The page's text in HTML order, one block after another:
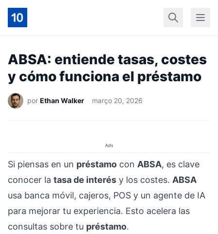
InícioGeral
ABSA: entiende tasas, costes
y cómo funciona el préstamo
por Ethan Walker março 20, 2026
Ads
Si piensas en un préstamo con ABSA, es clave
conocer la tasa de interés y los costes. ABSA
usa banca móvil, cajeros, POS y un agente de IA
para mejorar tu experiencia. Esto acelera las
consultas sobre tu préstamo.